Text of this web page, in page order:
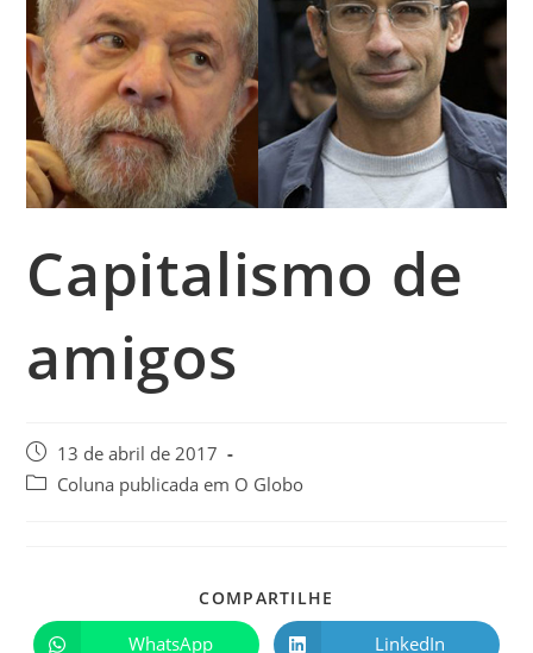
Capitalismo de
amigos
13 de abril de 2017
Coluna publicada em O Globo
COMPARTILHE
WhatsApp LinkedIn